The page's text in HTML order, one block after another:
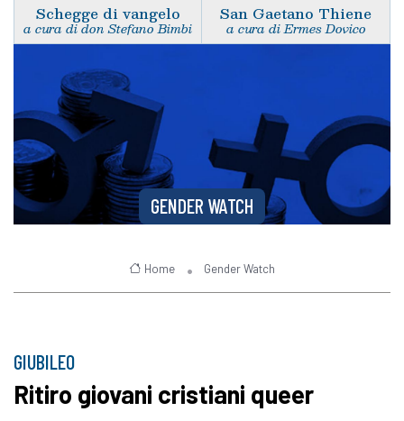
Schegge di vangelo
a cura di don Stefano Bimbi
San Gaetano Thiene
a cura di Ermes Dovico
GENDER WATCH
Home Gender Watch
GIUBILEO
Ritiro giovani cristiani queer